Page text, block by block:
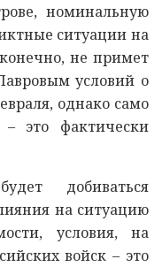
номинальную
ситуации на
не примет
условий о
однако само
это фактически
добиваться
на ситуацию
условия, на
войск – это